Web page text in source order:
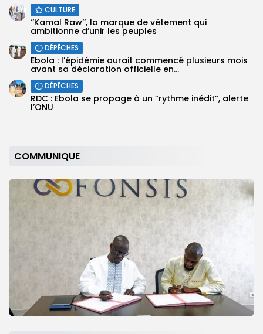
COMMUNIQUE
CULTURE
‘’Kamal Raw’’, la marque de vêtement qui
ambitionne d’unir les peuples
DÉPÊCHES
Ebola : l’épidémie aurait commencé plusieurs mois
avant sa déclaration officielle en...
DÉPÊCHES
RDC : Ebola se propage à un ”rythme inédit”, alerte
l’ONU